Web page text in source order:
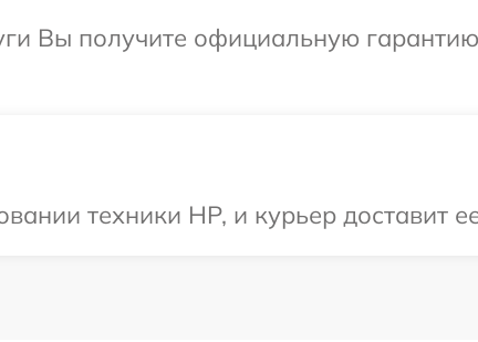
Вы получите официальную
техники HP, и курьер доставит